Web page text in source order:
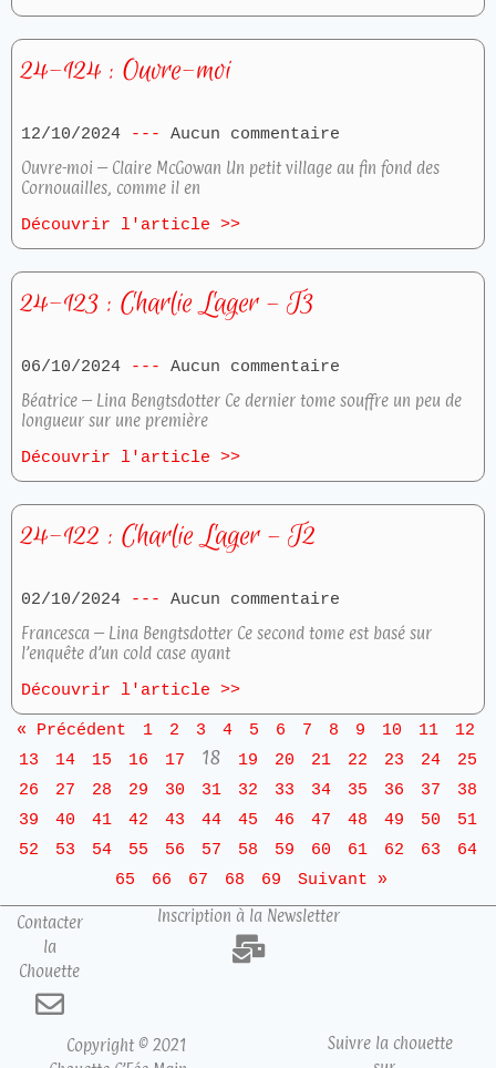
24-124 : Ouvre-moi
12/10/2024
Aucun commentaire
Ouvre-moi – Claire McGowan Un petit village au fin fond des
Cornouailles, comme il en
Découvrir l'article >>
24-123 : Charlie Lager – T3
06/10/2024
Aucun commentaire
Béatrice – Lina Bengtsdotter Ce dernier tome souffre un peu de
longueur sur une première
Découvrir l'article >>
24-122 : Charlie Lager – T2
02/10/2024
Aucun commentaire
Francesca – Lina Bengtsdotter Ce second tome est basé sur
l’enquête d’un cold case ayant
Découvrir l'article >>
« Précédent 1 2 3 4 5 6 7 8 9 10 11
12
13
14 15 16 17 18 19 20 21 22 23 24
25
26
27 28 29 30 31 32 33 34 35 36 37
38
39
40 41 42 43 44 45 46 47 48 49 50
51
52
53 54 55 56 57 58 59 60 61 62 63
64
65
66 67 68 69 Suivant »
Contacter
la
Chouette
Inscription à la Newsletter
Copyright © 2021
Suivre la chouette